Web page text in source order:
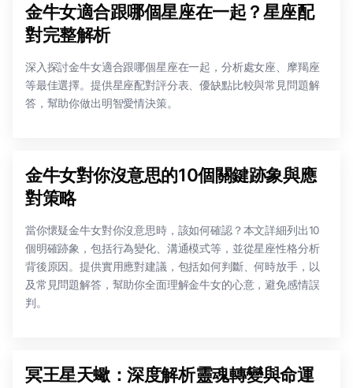
金牛女適合跟哪個星座在一起？星座配
對完整解析
深入探討金牛女適合跟哪個星座在一起，分析處女座、摩羯座
等最佳選擇。提供星座配對評分表、優缺點比較與常見問題解
答，幫助你做出明智愛情決策。
金牛女對你沒意思的10個關鍵跡象與應
對策略
當你懷疑金牛女對你沒意思時，該如何確認？本文詳細列出10
個明確跡象，包括行為變化、溝通模式等，並從星座性格分析
背後原因。提供實用應對建議，包括如何判斷、何時放手，以
及常見問題解答，幫助你全面理解金牛女的心意，避免感情誤
判。
冥王星天蠍：深度解析靈魂轉變與命運